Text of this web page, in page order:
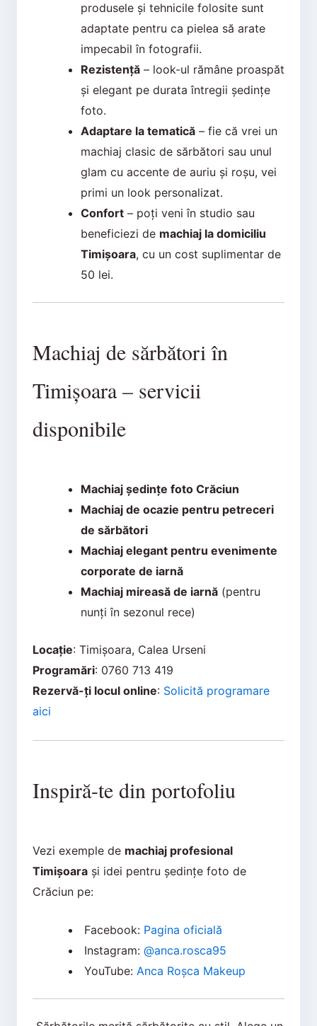
produsele și tehnicile folosite sunt
adaptate pentru ca pielea să arate
impecabil în fotografii.
Rezistență– look-ul rămâne proaspăt
și elegant pe durata întregii ședințe
foto.
Adaptare la tematică– fie că vrei un
machiaj clasic de sărbători sau unul
glam cu accente de auriu și roșu, vei
primi un look personalizat.
Confort– poți veni în studio sau
beneficiezi de machiaj la domiciliu
Timișoara, cu un cost suplimentar de
50 lei.
Machiaj de sărbători în
Timișoara – servicii
disponibile
Machiaj ședințe foto Crăciun
Machiaj de ocazie pentru petreceri
de sărbători
Machiaj elegant pentru evenimente
corporate de iarnă
Machiaj mireasă de iarnă(pentru
nunți în sezonul rece)
Locație: Timișoara, Calea Urseni
Programări: 0760 713 419
Rezervă-ți locul online: Solicită programare
aici
Inspiră-te din portofoliu
Vezi exemple de machiaj profesional
Timișoarași idei pentru ședințe foto de
Crăciun pe:
Facebook: Pagina oficială
Instagram: @anca.rosca95
YouTube: Anca Roșca Makeup